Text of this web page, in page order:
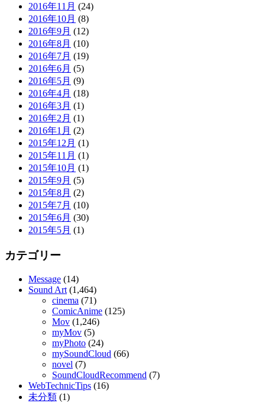
2016年11月 (24)
2016年10月 (8)
2016年9月 (12)
2016年8月 (10)
2016年7月 (19)
2016年6月 (5)
2016年5月 (9)
2016年4月 (18)
2016年3月 (1)
2016年2月 (1)
2016年1月 (2)
2015年12月 (1)
2015年11月 (1)
2015年10月 (1)
2015年9月 (5)
2015年8月 (2)
2015年7月 (10)
2015年6月 (30)
2015年5月 (1)
カテゴリー
Message (14)
Sound Art(1,464)
cinema (71)
ComicAnime (125)
Mov (1,246)
myMov (5)
myPhoto (24)
mySoundCloud (66)
novel (7)
SoundCloudRecommend (7)
WebTechnicTips (16)
未分類 (1)